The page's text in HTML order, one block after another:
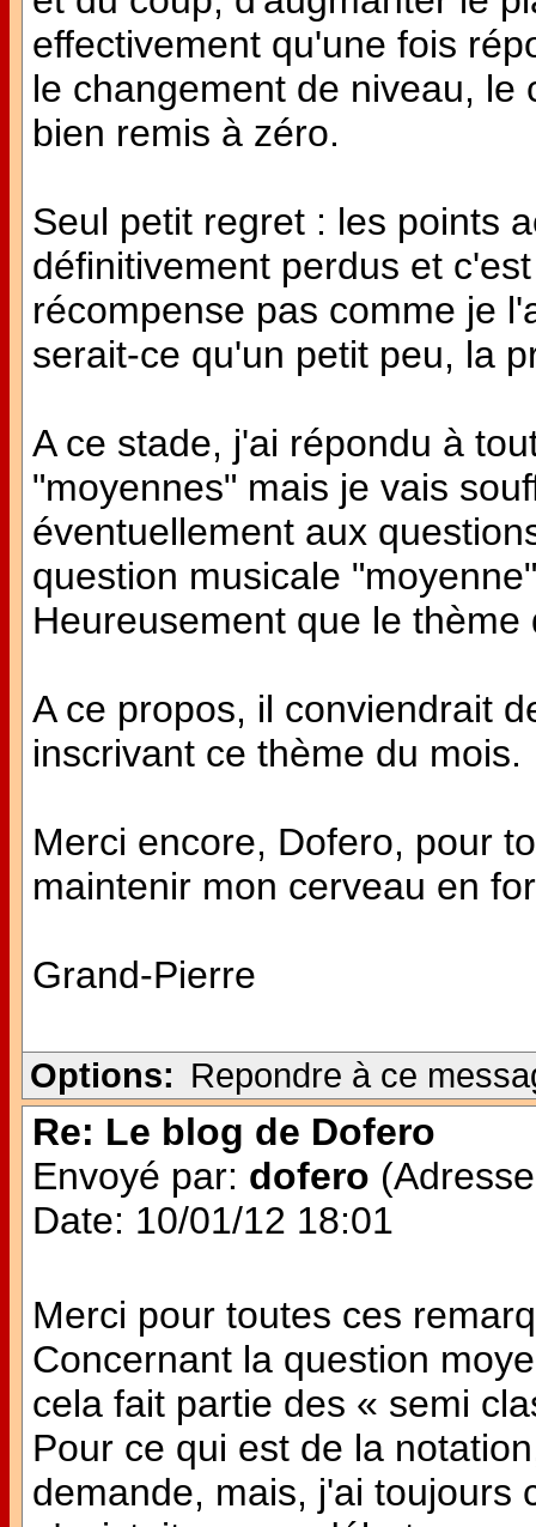
effectivement qu'une fois
le changement de niveau, le
bien remis à zéro.
Seul petit regret : les points
définitivement perdus et
récompense pas comme je
serait-ce qu'un petit peu, la
A ce stade, j'ai répondu à
"moyennes" mais je vais
éventuellement aux
question musicale
Heureusement que le
A ce propos, il conviendrait
inscrivant ce thème du mois.
Merci encore, Dofero, pour
maintenir mon cerveau en
Grand-Pierre
Options: Repondre à ce
Re: Le blog de Dofero
Envoyé par: dofero
Date: 10/01/12 18:01
Merci pour toutes ces
Concernant la question
cela fait partie des « semi
Pour ce qui est de la
demande, mais, j'ai toujours